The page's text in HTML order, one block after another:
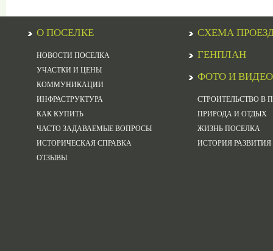
О ПОСЕЛКЕ
НОВОСТИ ПОСЕЛКА
УЧАСТКИ И ЦЕНЫ
КОММУНИКАЦИИ
ИНФРАСТРУКТУРА
КАК КУПИТЬ
ЧАСТО ЗАДАВАЕМЫЕ ВОПРОСЫ
ИСТОРИЧЕСКАЯ СПРАВКА
ОТЗЫВЫ
СХЕМА
ГЕНПЛАН
ФОТО И ВИДЕО
СТРОИТЕЛЬСТВО В
ПРИРОДА И ОТДЫХ
ЖИЗНЬ ПОСЕЛКА
ИСТОРИЯ